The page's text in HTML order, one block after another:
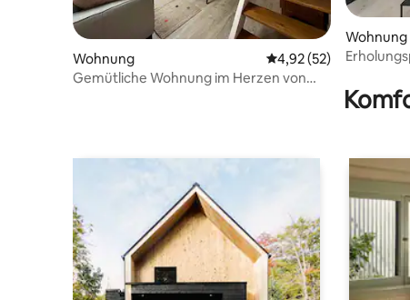
Wohnung Durchschnittliche
4,92 (52)
Gemütliche Wohnung im Herzen von
Wohnung